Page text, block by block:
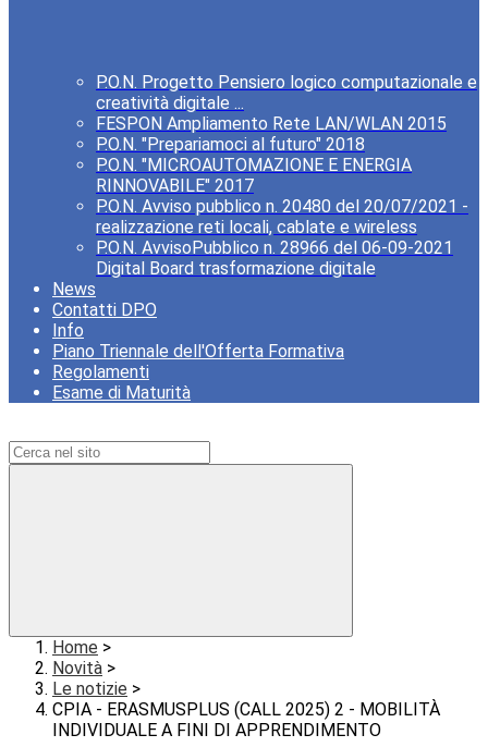
P.O.N. Progetto Pensiero logico computazionale e
creatività digitale ...
FESPON Ampliamento Rete LAN/WLAN 2015
P.O.N. "Prepariamoci al futuro" 2018
P.O.N. "MICROAUTOMAZIONE E ENERGIA
RINNOVABILE" 2017
P.O.N. Avviso pubblico n. 20480 del 20/07/2021 -
realizzazione reti locali, cablate e wireless
P.O.N. AvvisoPubblico n. 28966 del 06-09-2021
Digital Board trasformazione digitale
News
Contatti DPO
Info
Piano Triennale dell'Offerta Formativa
Regolamenti
Esame di Maturità
Home >
Novità >
Le notizie >
CPIA - ERASMUSPLUS (CALL 2025) 2 - MOBILITÀ
INDIVIDUALE A FINI DI APPRENDIMENTO